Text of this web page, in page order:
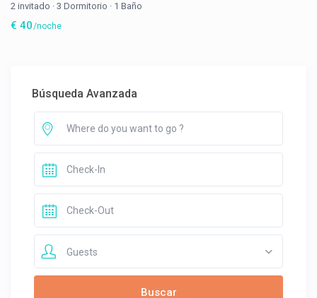
2 invitado · 3 Dormitorio · 1 Baño
€ 40/noche
Búsqueda Avanzada
Guests